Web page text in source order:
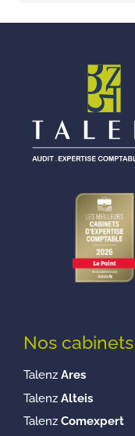
Nos cabinets
Talenz Ares
Talenz Alteis
Talenz Comexpert